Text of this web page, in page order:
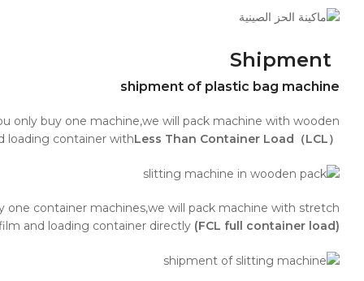
Shipment
shipment of plastic bag machine
only buy one machine,we will pack machine with wooden
loading container withLess Than Container Load（LCL）.
one container machines,we will pack machine with stretch
and loading container directly (FCL full container load).